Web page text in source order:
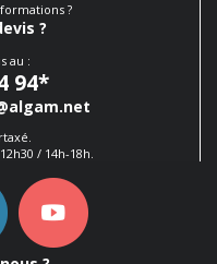
?
?
au :
94*
/ 14h-18h.